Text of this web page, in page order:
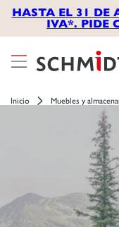
HASTA EL 31 DE
IVA*. PIDE
Inicio Muebles y